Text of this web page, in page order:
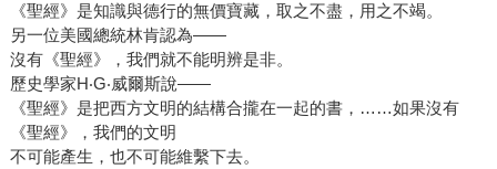
《聖經》是知識與德行的無價寶藏，取之不盡，用之不竭。
另一位美國總統林肯認為——
沒有《聖經》，我們就不能明辨是非。
歷史學家H‧G‧威爾斯說―—
《聖經》是把西方文明的結構合攏在一起的書，……如果沒有
《聖經》，我們的文明
不可能產生，也不可能維繫下去。